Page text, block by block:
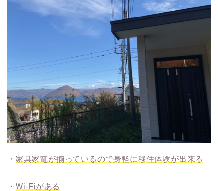
・ 家具家電が揃っているので身軽に移住体験が出来る
・ Wi-Fiがある